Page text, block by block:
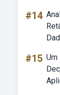
#14
#15 Um